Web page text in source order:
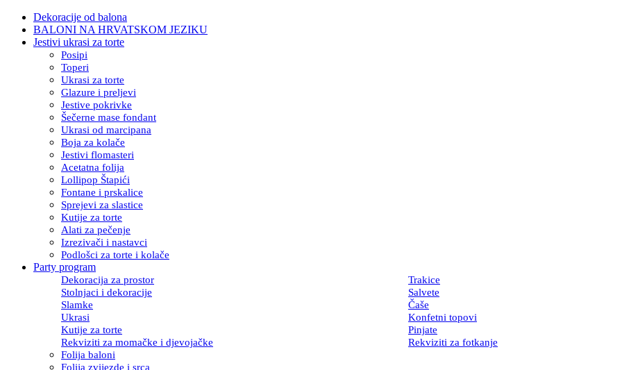
Dekoracije od balona
BALONI NA HRVATSKOM JEZIKU
Jestivi ukrasi za torte
Posipi
Toperi
Ukrasi za torte
Glazure i preljevi
Jestive pokrivke
Šečerne mase fondant
Ukrasi od marcipana
Boja za kolače
Jestivi flomasteri
Acetatna folija
Lollipop Štapići
Fontane i prskalice
Sprejevi za slastice
Kutije za torte
Alati za pečenje
Izrezivači i nastavci
Podlošci za torte i kolače
Party program
Dekoracija za prostor
Trakice
Stolnjaci i dekoracije
Salvete
Slamke
Čaše
Ukrasi
Konfetni topovi
Kutije za torte
Pinjate
Rekviziti za momačke i djevojačke
Rekviziti za fotkanje
Folija baloni
Folija zvijezde i srca